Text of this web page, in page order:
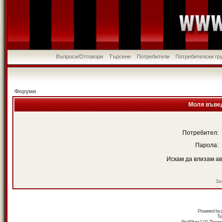
Въпроси/Отговори Търсене Потребители Потребителски
Форуми
Моля
Потребител:
Парола:
Искам да влизам
Powered by